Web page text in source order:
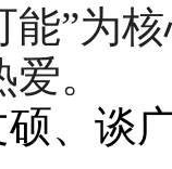
能”为
。
、谈